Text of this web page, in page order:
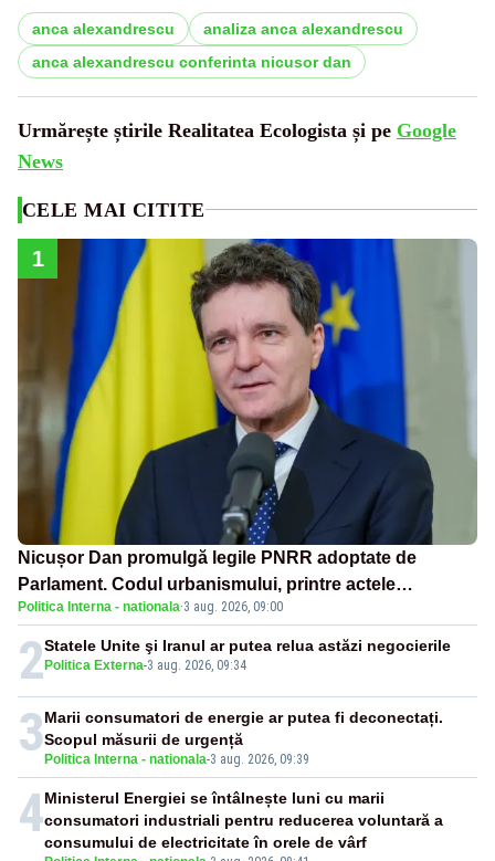
anca alexandrescu
analiza anca alexandrescu
anca alexandrescu conferinta nicusor dan
Urmărește știrile Realitatea Ecologista și pe Google
News
CELE MAI CITITE
1
Nicușor Dan promulgă legile PNRR adoptate de
Parlament. Codul urbanismului, printre actele
normative vizate
Politica Interna - nationala·3 aug. 2026, 09:00
2 Politica Externa-3 aug. 2026, 09:34
Statele Unite şi Iranul ar putea relua astăzi negocierile
3 Politica Interna - nationala-3 aug. 2026, 09:39
Marii consumatori de energie ar putea fi deconectați.
Scopul măsurii de urgență
4Ministerul Energiei se întâlnește luni cu marii
consumatori industriali pentru reducerea voluntară a
consumului de electricitate în orele de vârf